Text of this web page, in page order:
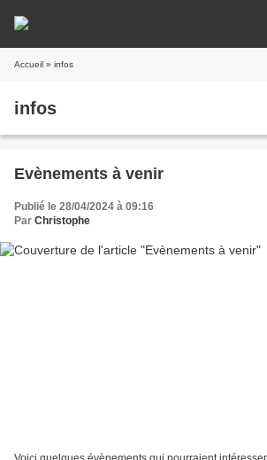
Accueil » infos
infos
Evènements à venir
Publié le 28/04/2024 à 09:16
Par Christophe